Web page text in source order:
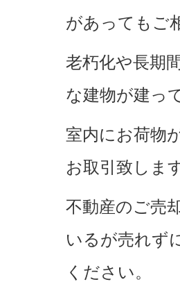
があってもご
老朽化や長期
な建物が建っ
室内にお荷物
お取引致しま
不動産のご売
いるが売れず
ください。